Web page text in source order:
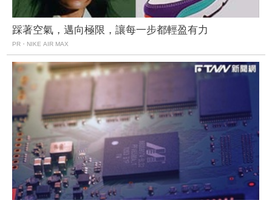
踩著空氣，邁向極限，讓每一步都輕盈有力
PR・NIKE AIR MAX